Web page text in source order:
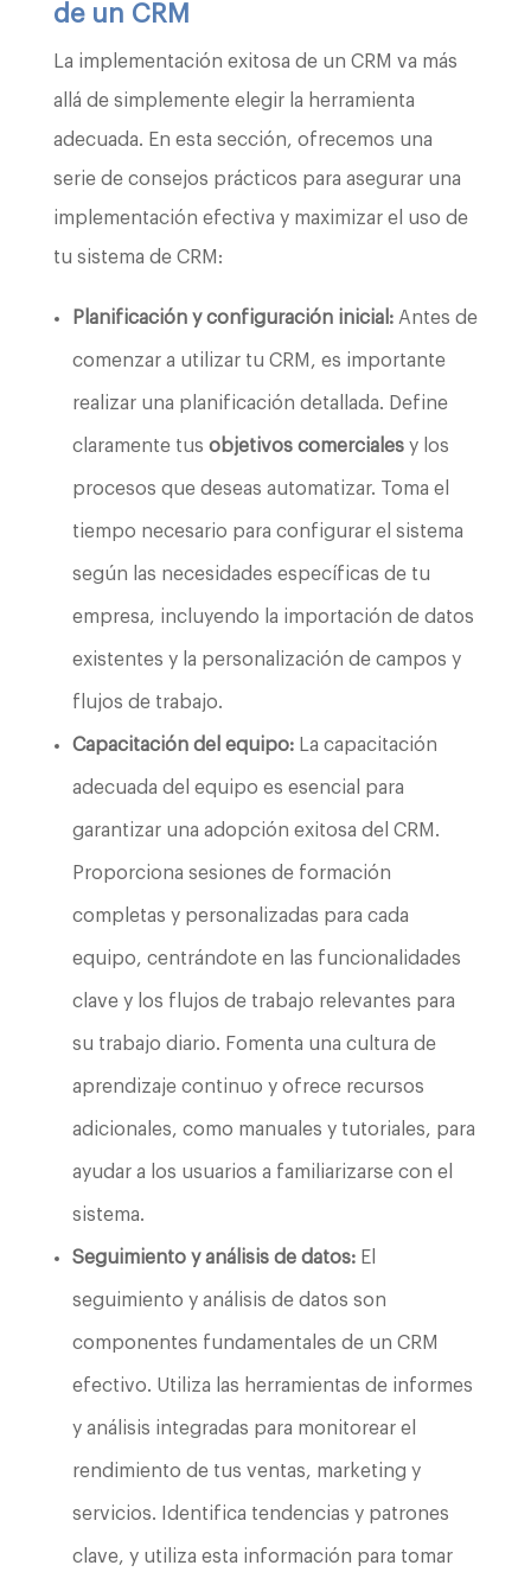
de un CRM
La implementación exitosa de un CRM va más
allá de simplemente elegir la herramienta
adecuada. En esta sección, ofrecemos una
serie de consejos prácticos para asegurar una
implementación efectiva y maximizar el uso de
tu sistema de CRM:
Planificación y configuración inicial: Antes de
comenzar a utilizar tu CRM, es importante
realizar una planificación detallada. Define
claramente tus objetivos comercialesy los
procesos que deseas automatizar. Toma el
tiempo necesario para configurar el sistema
según las necesidades específicas de tu
empresa, incluyendo la importación de datos
existentes y la personalización de campos y
flujos de trabajo.
Capacitación del equipo: La capacitación
adecuada del equipo es esencial para
garantizar una adopción exitosa del CRM.
Proporciona sesiones de formación
completas y personalizadas para cada
equipo, centrándote en las funcionalidades
clave y los flujos de trabajo relevantes para
su trabajo diario. Fomenta una cultura de
aprendizaje continuo y ofrece recursos
adicionales, como manuales y tutoriales, para
ayudar a los usuarios a familiarizarse con el
sistema.
Seguimiento y análisis de datos: El
seguimiento y análisis de datos son
componentes fundamentales de un CRM
efectivo. Utiliza las herramientas de informes
y análisis integradas para monitorear el
rendimiento de tus ventas, marketing y
servicios. Identifica tendencias y patrones
clave, y utiliza esta información para tomar